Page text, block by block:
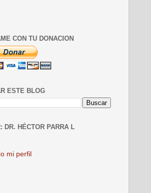
CON TU DONACION
ESTE BLOG
DR. HÉCTOR PARRA L
mi perfil